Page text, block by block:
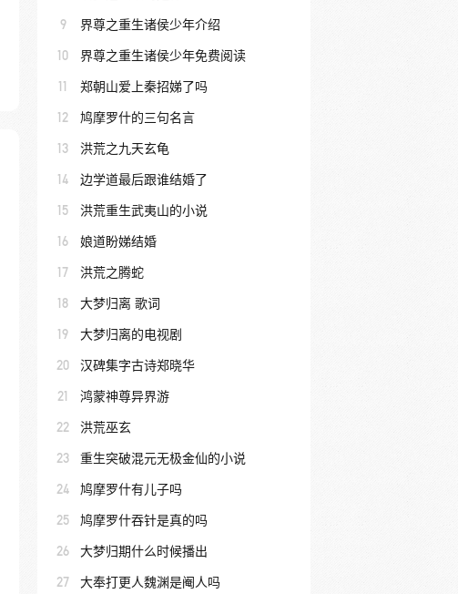
9 界尊之重生诸侯少年介绍
10 界尊之重生诸侯少年免费阅读
11 郑朝山爱上秦招娣了吗
12 鸠摩罗什的三句名言
13 洪荒之九天玄龟
14 边学道最后跟谁结婚了
15 洪荒重生武夷山的小说
16 娘道盼娣结婚
17 洪荒之腾蛇
18 大梦归离 歌词
19 大梦归离的电视剧
20 汉碑集字古诗郑晓华
21 鸿蒙神尊异界游
22 洪荒巫玄
23 重生突破混元无极金仙的小说
24 鸠摩罗什有儿子吗
25 鸠摩罗什吞针是真的吗
26 大梦归期什么时候播出
27 大奉打更人魏渊是阉人吗